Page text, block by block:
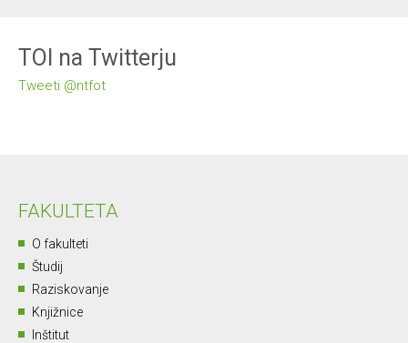
TOI na Twitterju
Tweeti @ntfot
FAKULTETA
O fakulteti
Študij
Raziskovanje
Knjižnice
Inštitut